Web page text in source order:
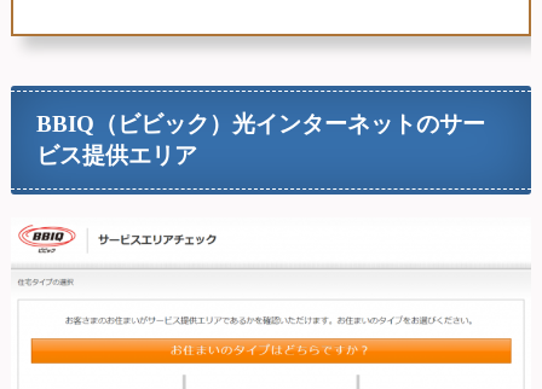
BBIQ（ビビック）光インターネットのサー
ビス提供エリア